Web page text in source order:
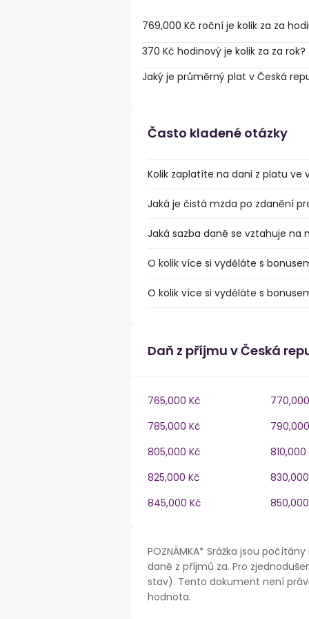
769,000 Kč roční je kolik za za
370 Kč hodinový je kolik za za rok?
Jaký je průměrný plat v Česká
Často kladené otázky
Kolik zaplatíte na dani z platu ve
Jaká je čistá mzda po zdanění
Jaká sazba daně se vztahuje na
O kolik více si vyděláte s
O kolik více si vyděláte s
Daň z příjmu v Česká
765,000 Kč
785,000 Kč
805,000 Kč
810,000
825,000 Kč
845,000 Kč
POZNÁMKA* Srážka jsou
daně z příjmů za. Pro
stav). Tento dokument není
hodnota.